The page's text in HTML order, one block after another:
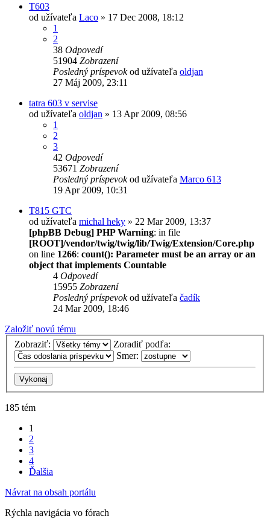
T603
od užívateľa Laco » 17 Dec 2008, 18:12
1
2
38 Odpovedí
51904 Zobrazení
Posledný príspevokod užívateľa oldjan
27 Máj 2009, 23:11
tatra 603 v servise
od užívateľa oldjan » 13 Apr 2009, 08:56
1
2
3
42 Odpovedí
53671 Zobrazení
Posledný príspevokod užívateľa Marco 613
19 Apr 2009, 10:31
T815 GTC
od užívateľa michal heky » 22 Mar 2009, 13:37
[phpBB Debug] PHP Warning: in file
[ROOT]/vendor/twig/twig/lib/Twig/Extension/Core.php
on line 1266: count(): Parameter must be an array or an
object that implements Countable
4 Odpovedí
15955 Zobrazení
Posledný príspevokod užívateľa čadík
24 Mar 2009, 18:46
Založiť novú tému
Zobraziť:
Zoradiť podľa:
Smer:
185 tém
1
2
3
4
Ďalšia
Návrat na obsah portálu
Rýchla navigácia vo fórach